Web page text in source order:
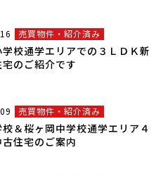
ついてはこちら
合わせ
売買物件・紹介済み
校通学エリアでの３ＬＤＫ新
のご紹介です
売買物件・紹介済み
＆桜ヶ岡中学校通学エリア４
古住宅のご案内